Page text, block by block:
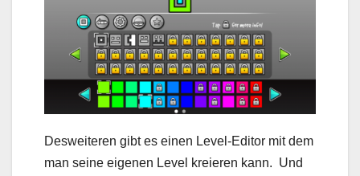
Desweiteren gibt es einen Level-Editor mit dem
man seine eigenen Level kreieren kann. Und